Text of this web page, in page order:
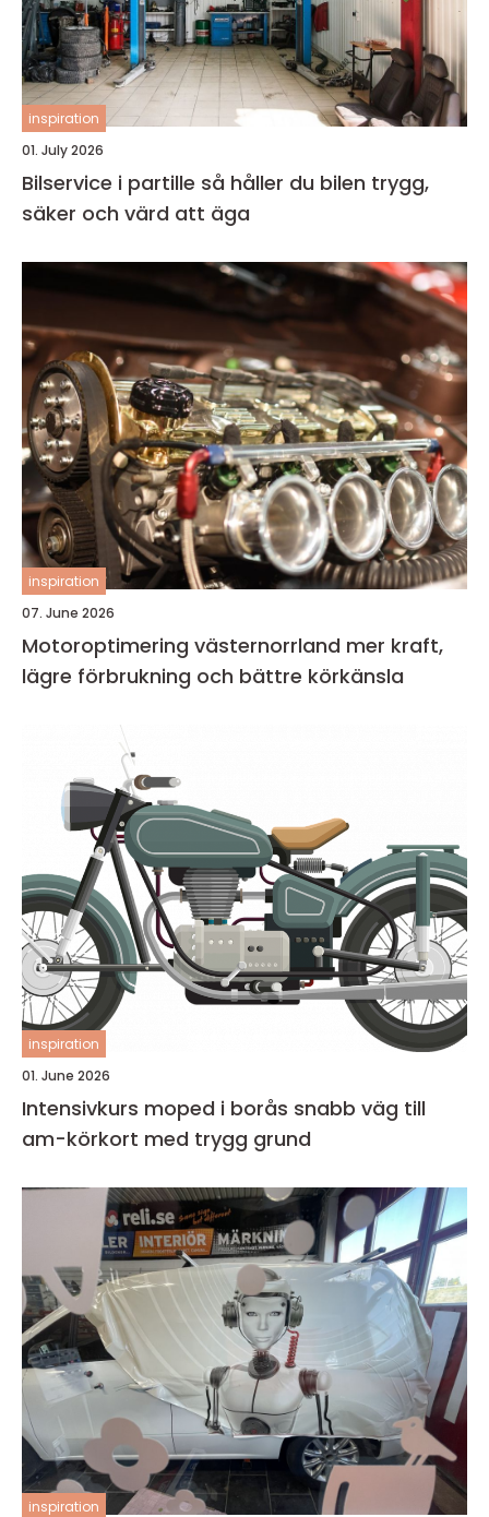
inspiration
01. July 2026
Bilservice i partille så håller du bilen trygg,
säker och värd att äga
inspiration
07. June 2026
Motoroptimering västernorrland mer kraft,
lägre förbrukning och bättre körkänsla
inspiration
01. June 2026
Intensivkurs moped i borås snabb väg till
am-körkort med trygg grund
inspiration